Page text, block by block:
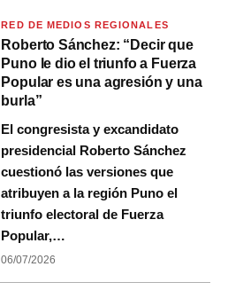
RED DE MEDIOS REGIONALES
Roberto Sánchez: “Decir que
Puno le dio el triunfo a Fuerza
Popular es una agresión y una
burla”
El congresista y excandidato
presidencial Roberto Sánchez
cuestionó las versiones que
atribuyen a la región Puno el
triunfo electoral de Fuerza
Popular,…
06/07/2026